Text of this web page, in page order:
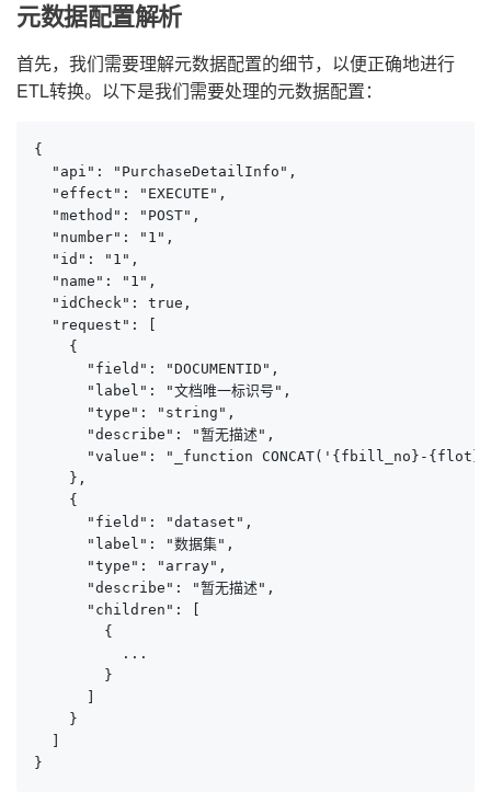
元数据配置解析
首先，我们需要理解元数据配置的细节，以便正确地进行
ETL转换。以下是我们需要处理的元数据配置：
{
  "api": "PurchaseDetailInfo",
  "effect": "EXECUTE",
  "method": "POST",
  "number": "1",
  "id": "1",
  "name": "1",
  "idCheck": true,
  "request": [
    {
      "field": "DOCUMENTID",
      "label": "文档唯一标识号",
      "type": "string",
      "describe": "暂无描述",
"value": "_function CONCAT('{fbill_no}-
    },
    {
      "field": "dataset",
      "label": "数据集",
      "type": "array",
      "describe": "暂无描述",
      "children": [
        {
          ...
        }
      ]
    }
  ]
}